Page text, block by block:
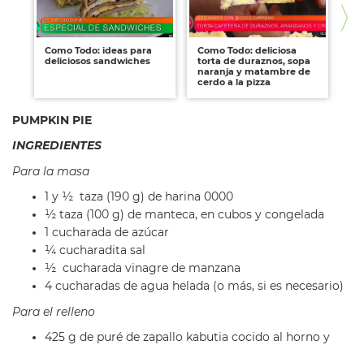
Como Todo: ideas para
deliciosos sandwiches
Como Todo: deliciosa
torta de duraznos, sopa
naranja y matambre de
cerdo a la pizza
PUMPKIN PIE
INGREDIENTES
Para la masa
1 y ½ taza (190 g) de harina 0000
½ taza (100 g) de manteca, en cubos y congelada
1 cucharada de azúcar
¼ cucharadita sal
½ cucharada vinagre de manzana
4 cucharadas de agua helada (o más, si es necesario)
Para el relleno
425 g de puré de zapallo kabutia cocido al horno y